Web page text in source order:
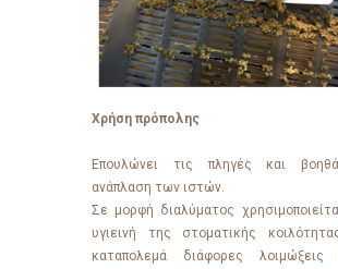
Χρήση πρόπολης
Επουλώνει τις πληγές και
ανάπλαση των ιστών.
Σε μορφή διαλύματος
υγιεινή της στοματικής
καταπολεμά διάφορες